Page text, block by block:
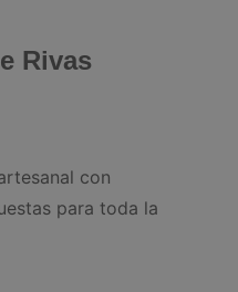
Rivas
con
para toda la